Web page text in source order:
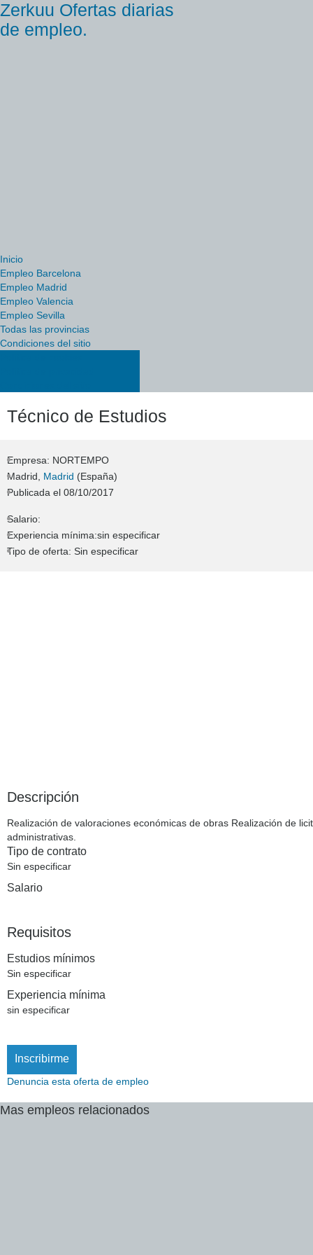
Zerkuu Ofertas diarias
de empleo.
Inicio
Empleo Barcelona
Empleo Madrid
Empleo Valencia
Empleo Sevilla
Todas las provincias
Condiciones del sitio
Técnico de Estudios
Empresa: NORTEMPO
Madrid, Madrid (España)
Publicada el 08/10/2017
Salario:
Experiencia mínima:sin especificar
Tipo de oferta: Sin especificar
Descripción
Realización de valoraciones económicas de obras Realización de
administrativas.
Tipo de contrato
Sin especificar
Salario
Requisitos
Estudios mínimos
Sin especificar
Experiencia mínima
sin especificar
Inscribirme
Denuncia esta oferta de empleo
Mas empleos relacionados